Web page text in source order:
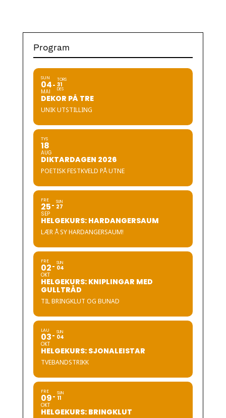
Program
SUN
04
MAI
TORS
31
DES
DEKOR PÅ TRE
UNIK UTSTILLING
TYS
18
AUG
DIKTARDAGEN 2026
POETISK FESTKVELD PÅ UTNE
FRE
25
SEP
SUN
27
HELGEKURS: HARDANGERSAUM
LÆR Å SY HARDANGERSAUM!
FRE
02
OKT
SUN
04
HELGEKURS: KNIPLINGAR MED
GULLTRÅD
TIL BRINGKLUT OG BUNAD
LAU
03
OKT
SUN
04
HELGEKURS: SJONALEISTAR
TVEBANDSTRIKK
FRE
09
OKT
SUN
11
HELGEKURS: BRINGKLUT